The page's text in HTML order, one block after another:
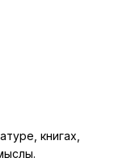
книгах,